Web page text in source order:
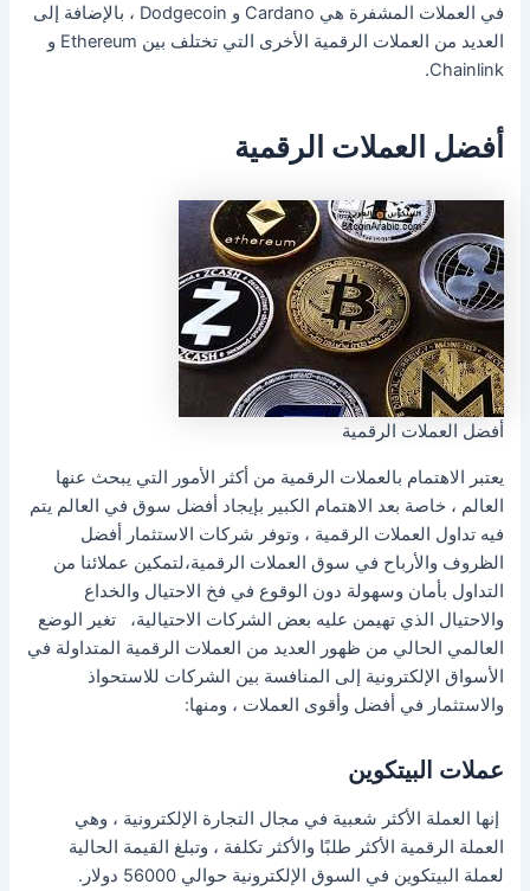
في العملات المشفرة هي Cardano و Dodgecoin ، بالإضافة إلى
العديد من العملات الرقمية الأخرى التي تختلف بين Ethereum و
Chainlink.
أفضل العملات الرقمية
أفضل العملات الرقمية
يعتبر الاهتمام بالعملات الرقمية من أكثر الأمور التي يبحث عنها
العالم ، خاصة بعد الاهتمام الكبير بإيجاد أفضل سوق في العالم يتم
فيه تداول العملات الرقمية ، وتوفر شركات الاستثمار أفضل
الظروف والأرباح في سوق العملات الرقمية،لتمكين عملائنا من
التداول بأمان وسهولة دون الوقوع في فخ الاحتيال والخداع
والاحتيال الذي تهيمن عليه بعض الشركات الاحتيالية، تغير الوضع
العالمي الحالي من ظهور العديد من العملات الرقمية المتداولة في
الأسواق الإلكترونية إلى المنافسة بين الشركات للاستحواذ
والاستثمار في أفضل وأقوى العملات ، ومنها:
عملات البيتكوين
إنها العملة الأكثر شعبية في مجال التجارة الإلكترونية ، وهي
العملة الرقمية الأكثر طلبًا والأكثر تكلفة ، وتبلغ القيمة الحالية
لعملة البيتكوين في السوق الإلكترونية حوالي 56000 دولار.